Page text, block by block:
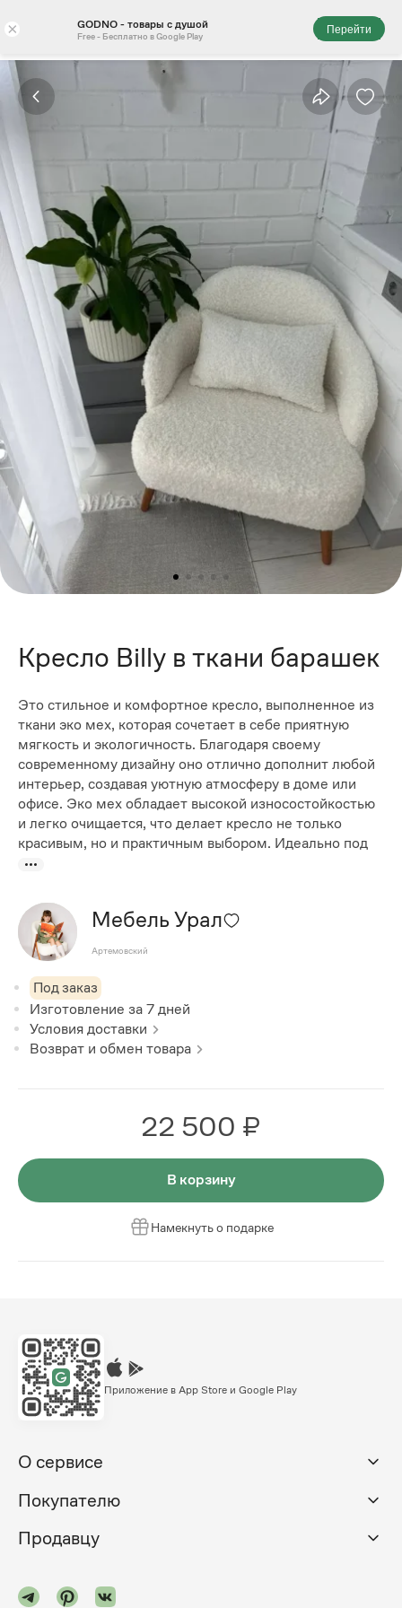
× GODNO - товары с душой
Free - Бесплатно в Google Play
Перейти
Кресло Billy в ткани барашек
Это стильное и комфортное кресло, выполненное из
ткани эко мех, которая сочетает в себе приятную
мягкость и экологичность. Благодаря своему
современному дизайну оно отлично дополнит любой
интерьер, создавая уютную атмосферу в доме или
офисе. Эко мех обладает высокой износостойкостью
и легко очищается, что делает кресло не только
красивым, но и практичным выбором. Идеально под
Мебель Урал
Артемовский
Под заказ
Изготовление за7 дней
Условия доставки
Возврат и обмен товара
22 500 ₽
В корзину
Намекнуть о подарке
Приложение в App Store и Google Play
О сервисе
Покупателю
Продавцу